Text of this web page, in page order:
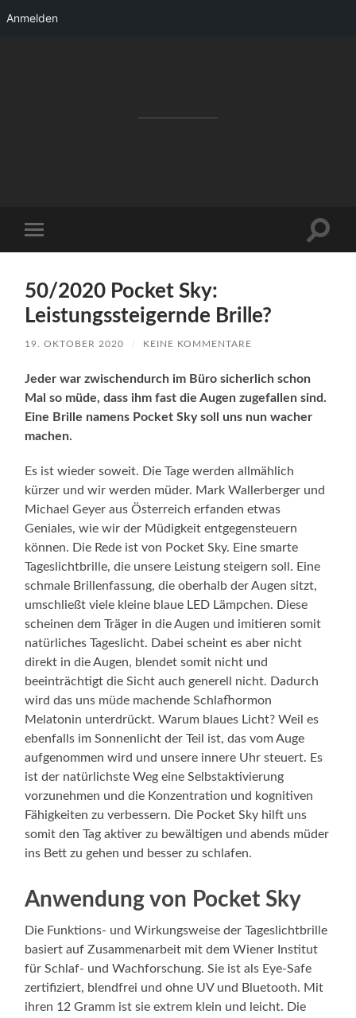
Anmelden
Menü
50/2020 Pocket Sky:
Leistungssteigernde Brille?
19. OKTOBER 2020 / KEINE KOMMENTARE
Jeder war zwischendurch im Büro sicherlich schon
Mal so müde, dass ihm fast die Augen zugefallen sind.
Eine Brille namens Pocket Sky soll uns nun wacher
machen.
Es ist wieder soweit. Die Tage werden allmählich
kürzer und wir werden müder. Mark Wallerberger und
Michael Geyer aus Österreich erfanden etwas
Geniales, wie wir der Müdigkeit entgegensteuern
können. Die Rede ist von Pocket Sky. Eine smarte
Tageslichtbrille, die unsere Leistung steigern soll. Eine
schmale Brillenfassung, die oberhalb der Augen sitzt,
umschließt viele kleine blaue LED Lämpchen. Diese
scheinen dem Träger in die Augen und imitieren somit
natürliches Tageslicht. Dabei scheint es aber nicht
direkt in die Augen, blendet somit nicht und
beeinträchtigt die Sicht auch generell nicht. Dadurch
wird das uns müde machende Schlafhormon
Melatonin unterdrückt. Warum blaues Licht? Weil es
ebenfalls im Sonnenlicht der Teil ist, das vom Auge
aufgenommen wird und unsere innere Uhr steuert. Es
ist der natürlichste Weg eine Selbstaktivierung
vorzunehmen und die Konzentration und kognitiven
Fähigkeiten zu verbessern. Die Pocket Sky hilft uns
somit den Tag aktiver zu bewältigen und abends müder
ins Bett zu gehen und besser zu schlafen.
Anwendung von Pocket Sky
Die Funktions- und Wirkungsweise der Tageslichtbrille
basiert auf Zusammenarbeit mit dem Wiener Institut
für Schlaf- und Wachforschung. Sie ist als Eye-Safe
zertifiziert, blendfrei und ohne UV und Bluetooth. Mit
ihren 12 Gramm ist sie extrem klein und leicht. Die